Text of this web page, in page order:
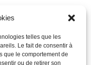
telles que les
Le fait de consentir à
que le comportement de
ou de retirer son